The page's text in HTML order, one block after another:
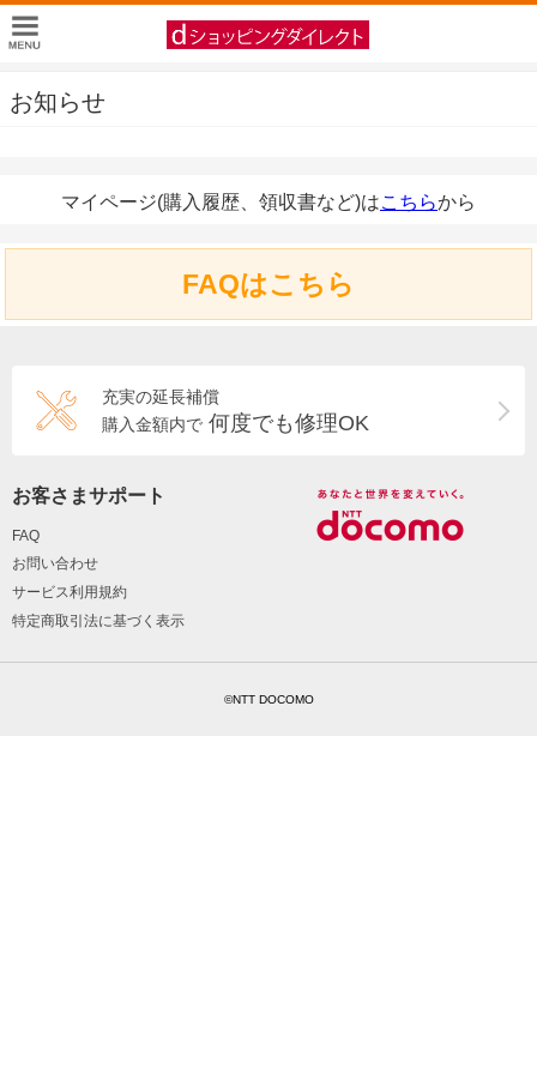
お知らせ
マイページ(購入履歴、領収書など)はこちらから
FAQはこちら
充実の延長補償
購入金額内で 何度でも修理OK
お客さまサポート
FAQ
お問い合わせ
サービス利用規約
特定商取引法に基づく表示
©NTT DOCOMO